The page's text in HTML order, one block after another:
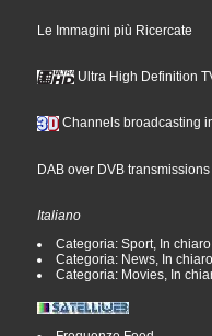
Le Immagini più Ricercate
Ultra High Definition
Channels broadcasting
DAB over DVB transmissions
Italiano
Categoria: Sport, In chiaro
Categoria: News, In
Categoria: Movies, In